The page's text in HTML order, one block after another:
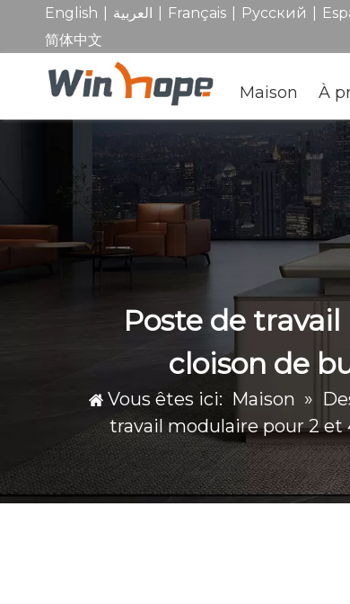
English العربية Français Pусский
简体中文
Maison À
Poste de
cloison de
Vous êtes ici: Maison »
travail modulaire pour 2 et